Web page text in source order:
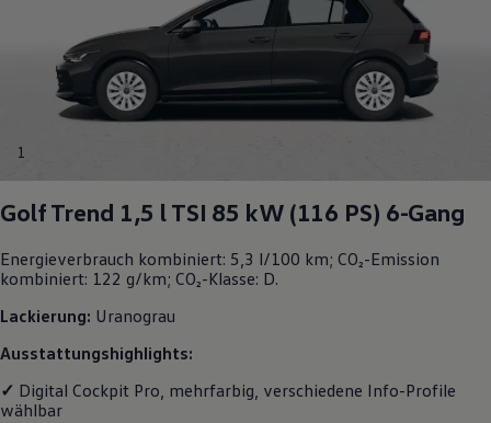
1
GolfTrend 1,5 l TSI 85 kW (116 PS) 6-Gang
Energieverbrauch kombiniert: 5,3 l/100 km; CO₂-Emission
kombiniert: 122 g/km; CO₂-Klasse: D.
Lackierung: Uranograu
Ausstattungshighlights:
✓ Digital Cockpit Pro, mehrfarbig, verschiedene Info-Profile
wählbar